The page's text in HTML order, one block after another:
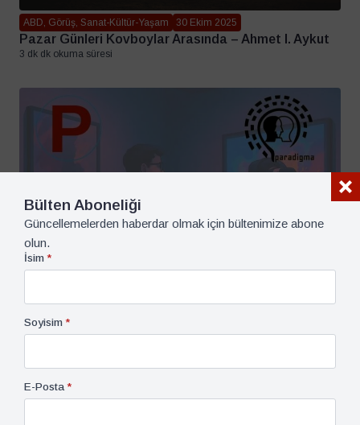
ABD, Görüş, Sanat-Kültür-Yaşam 30 Ekim 2025
Pazar Günleri Kovboylar Arasında – Ahmet I. Aykut
3 dk dk okuma süresi
Bülten Aboneliği
Güncellemelerden haberdar olmak için bültenimize abone
olun.
İsim *
Soyisim *
E-Posta *